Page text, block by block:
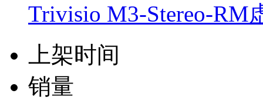
Trivisio M3-Stereo-RM
上架时间
销量